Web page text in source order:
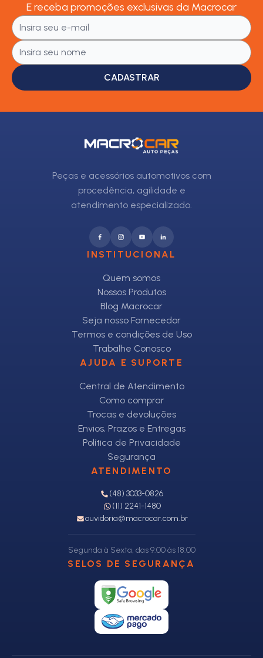
E receba promoções exclusivas da Macrocar
CADASTRAR
Peças e acessórios automotivos com
procedência, agilidade e
atendimento especializado.
INSTITUCIONAL
Quem somos
Nossos Produtos
Blog Macrocar
Seja nosso Fornecedor
Termos e condições de Uso
Trabalhe Conosco
AJUDA E SUPORTE
Central de Atendimento
Como comprar
Trocas e devoluções
Envios, Prazos e Entregas
Política de Privacidade
Segurança
ATENDIMENTO
(48) 3033-0826
(11) 2241-1480
ouvidoria@macrocar.com.br
Segunda à Sexta, das 9:00 às 18:00
SELOS DE SEGURANÇA